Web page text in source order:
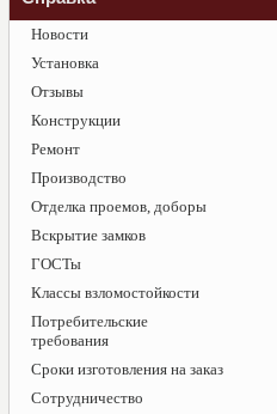
Новости
Установка
Отзывы
Конструкции
Ремонт
Производство
Отделка проемов, доборы
Вскрытие замков
ГОСТы
Классы взломостойкости
Потребительские
требования
Сроки изготовления на заказ
Сотрудничество